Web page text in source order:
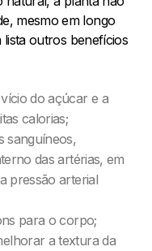
mesmo em longo
lista outros benefícios
do açúcar e a
calorias;
sanguíneos,
das artérias, em
pressão arterial
para o corpo;
a textura da